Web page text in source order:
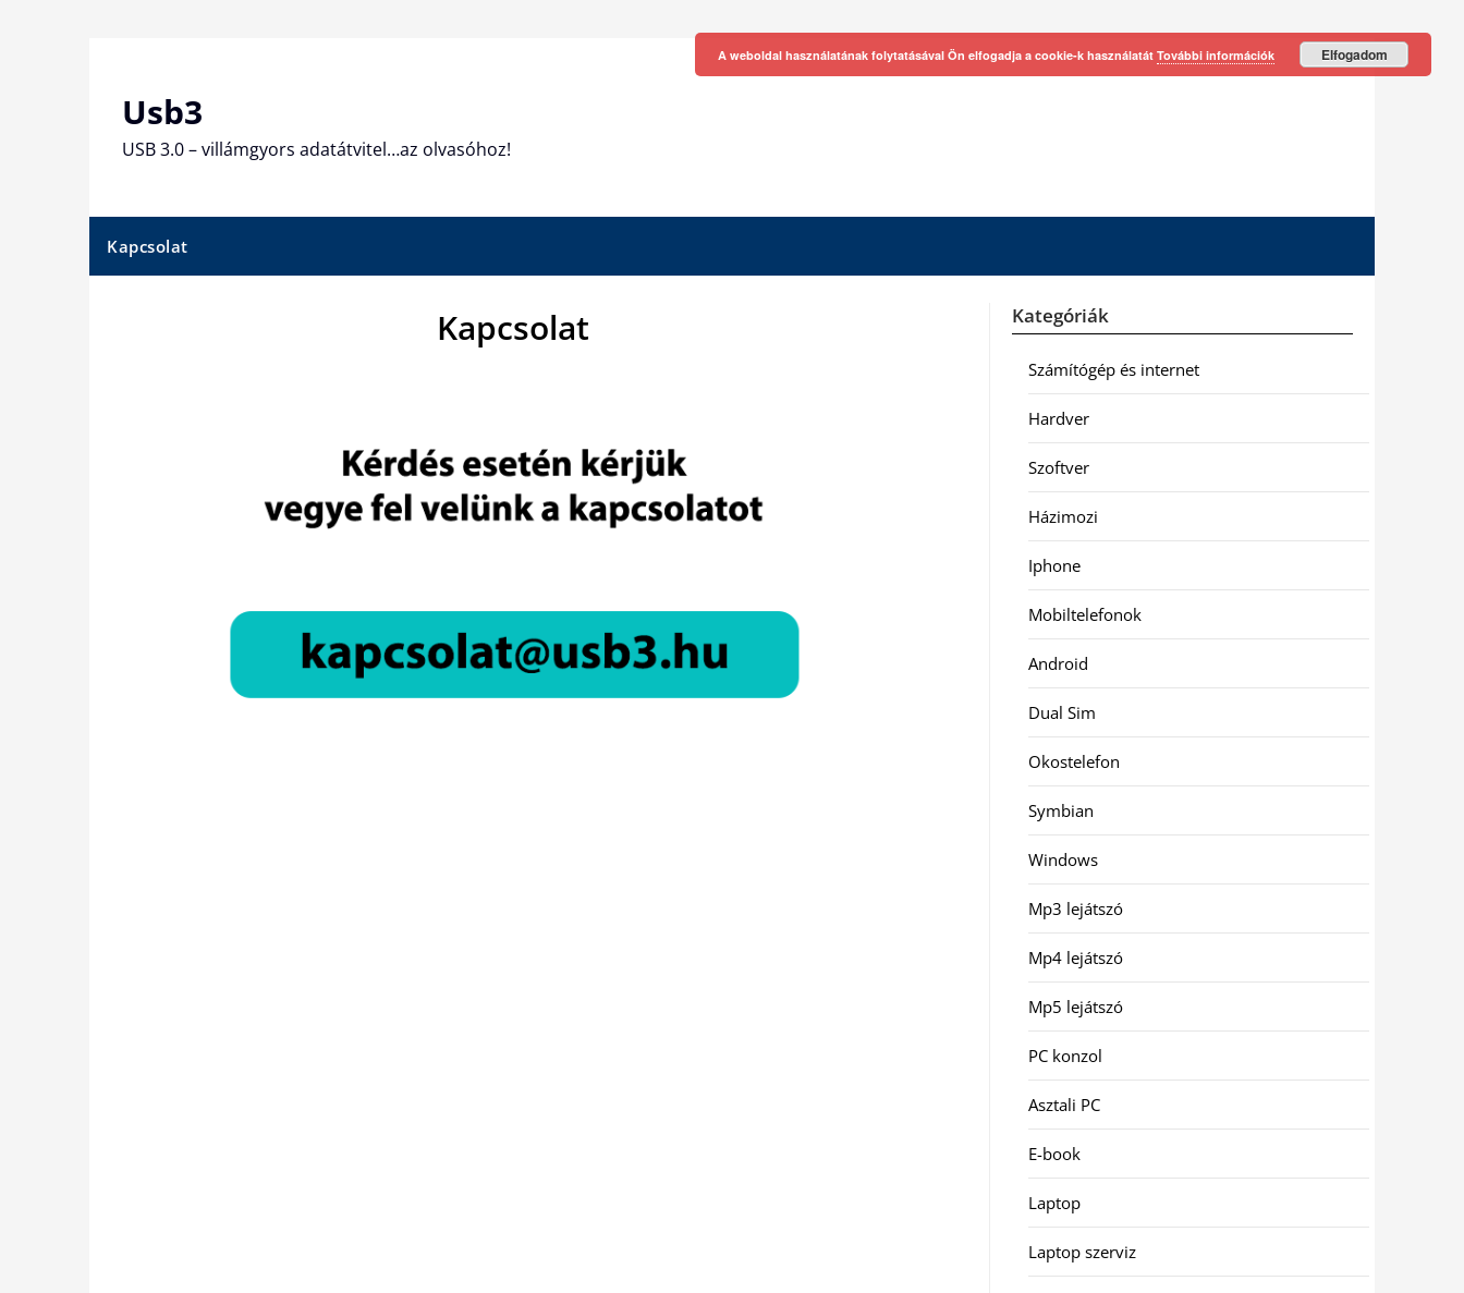
Usb3
USB 3.0 – villámgyors adatátvitel…az olvasóhoz!
Kapcsolat
Kapcsolat Kategóriák
Számítógép és internet
Hardver
Szoftver
Házimozi
Iphone
Mobiltelefonok
Android
Dual Sim
Okostelefon
Symbian
Windows
Mp3 lejátszó
Mp4 lejátszó
Mp5 lejátszó
PC konzol
Asztali PC
E-book
Laptop
Laptop szerviz
A weboldal használatának folytatásával Ön elfogadja a cookie-k használatát További információk Elfogadom